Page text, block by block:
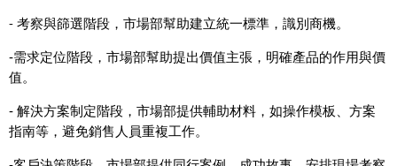
- 考察與篩選階段，市場部幫助建立統一標準，識別商機。
-需求定位階段，市場部幫助提出價值主張，明確產品的作用與價
值。
- 解決方案制定階段，市場部提供輔助材料，如操作模板、方案
指南等，避免銷售人員重複工作。